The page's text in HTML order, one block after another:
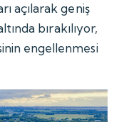
açılarak geniş
bırakılıyor,
engellenmesi